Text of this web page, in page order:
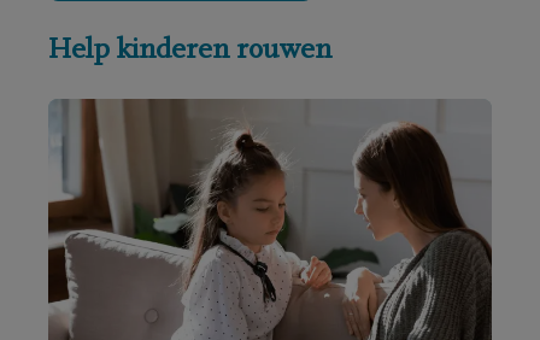
Help kinderen rouwen